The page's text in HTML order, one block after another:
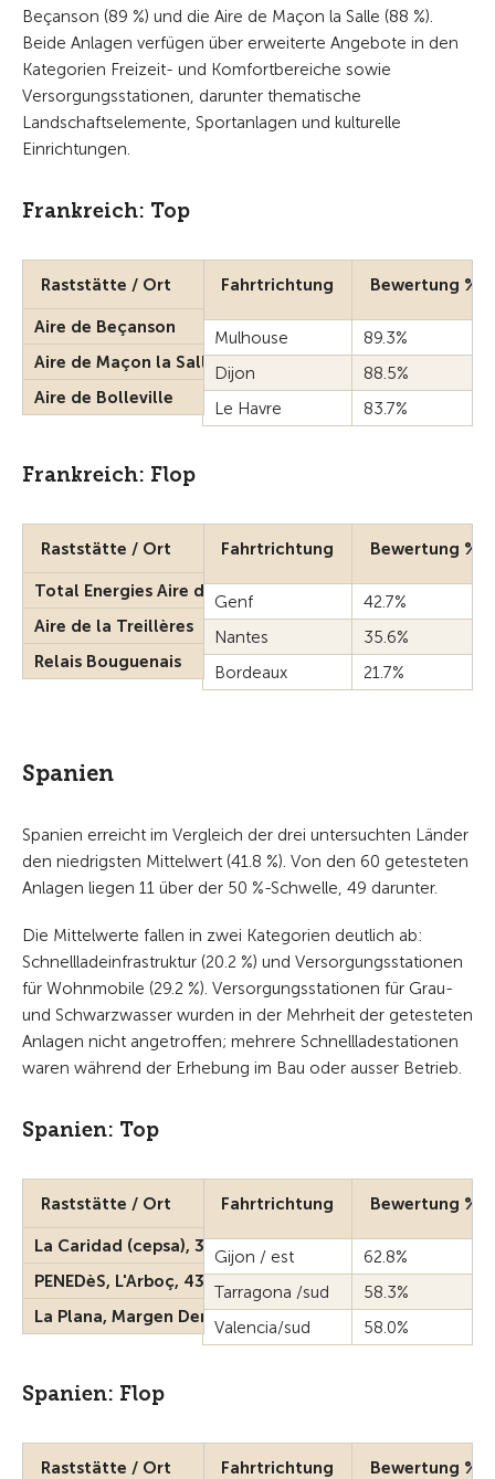
Beçanson (89 %) und die Aire de Maçon la Salle (88 %).
Beide Anlagen verfügen über erweiterte Angebote in den
Kategorien Freizeit- und Komfortbereiche sowie
Versorgungsstationen, darunter thematische
Landschaftselemente, Sportanlagen und kulturelle
Einrichtungen.
Frankreich: Top
Fahrtrichtung Bewertung %
Mulhouse
89.3%
Dijon
88.5%
Le Havre
83.7%
Raststätte / Ort
Aire de Beçanson
Aire de Maçon la Salle
Aire de Bolleville
Frankreich: Flop
Fahrtrichtung Bewertung %
Genf
42.7%
Nantes
35.6%
Bordeaux
21.7%
Raststätte / Ort
Total Energies Aire de Communay Sud
Aire de la Treillères
Relais Bouguenais
Spanien
Spanien erreicht im Vergleich der drei untersuchten Länder
den niedrigsten Mittelwert (41.8 %). Von den 60 getesteten
Anlagen liegen 11 über der 50 %-Schwelle, 49 darunter.
Die Mittelwerte fallen in zwei Kategorien deutlich ab:
Schnellladeinfrastruktur (20.2 %) und Versorgungsstationen
für Wohnmobile (29.2 %). Versorgungsstationen für Grau-
und Schwarzwasser wurden in der Mehrheit der getesteten
Anlagen nicht angetroffen; mehrere Schnellladestationen
waren während der Erhebung im Bau oder ausser Betrieb.
Spanien: Top
Fahrtrichtung Bewertung %
Gijon / est
62.8%
Tarragona /sud
58.3%
Valencia/sud
58.0%
Raststätte / Ort
La Caridad (cepsa), 33789
PENEDèS, L'Arboç, 43720
La Plana, Margen Derecho, 12530 Borriana
Spanien: Flop
Fahrtrichtung Bewertung %
Raststätte / Ort